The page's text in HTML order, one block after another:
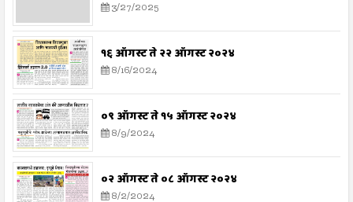
3/27/2025
१६ ऑगस्ट ते २२ ऑगस्ट २०२४
8/16/2024
०९ ऑगस्ट ते १५ ऑगस्ट २०२४
8/9/2024
०२ ऑगस्ट ते ०८ ऑगस्ट २०२४
8/2/2024